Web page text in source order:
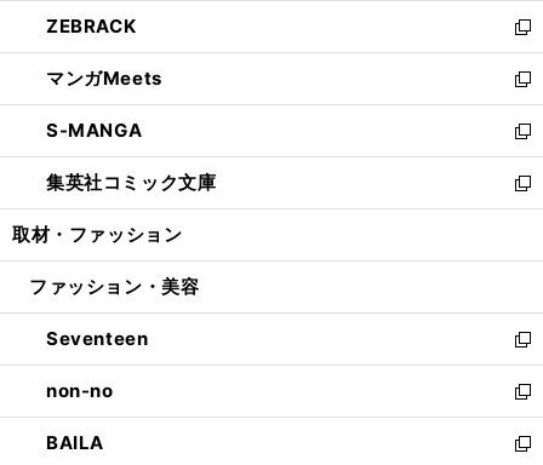
く
で
開
く
ド
ウ
で
開
く
ィ
ン
ド
ウ
で
開
く
し
い
ウ
ィ
ン
ド
ウ
で
開
ZEBRACK
新
し
い
ウ
ィ
ン
ド
ウ
開
マンガMeets
新
し
い
ウ
ィ
ン
ウ
開
く
S-MANGA
新
し
い
ウ
ン
ウ
で
開
く
集英社コミック文庫
新
し
ウ
ン
ド
ウ
で
開
く
取材・ファッション
ファッション・美容
Seventeen
新
し
い
ウ
ィ
non-no
新
し
い
BAILA
新